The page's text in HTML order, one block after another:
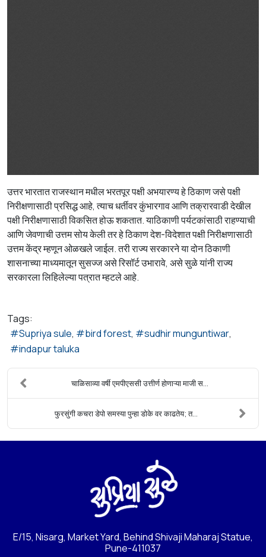
उत्तर भारतात राजस्थान मधील भरतपूर पक्षी अभयारण्य हे ठिकाण जसे पक्षी
निरीक्षणासाठी प्रसिद्ध आहे, त्याच धर्तीवर कुंभारगाव आणि तक्रारवाडी देखील
पक्षी निरीक्षणासाठी विकसित होऊ शकतात. याठिकाणी पर्यटकांसाठी राहण्याची
आणि जेवणाची उत्तम सोय केली तर हे ठिकाण देश-विदेशात पक्षी निरीक्षणासाठी
उत्तम केंद्र म्हणून ओळखले जाईल. तरी राज्य सरकारने या दोन ठिकाणी
शासनाच्या माध्यमातून सुसज्ज असे रिसॉर्ट उभारावे, असे सुळे यांनी राज्य
सरकारला लिहिलेल्या पत्रात म्हटले आहे.
Tags:
Supriya sule
bird forest
sudhir munguntiwar
indapur taluka
चाळिसाव्या वर्षी एमपीएससी उत्तीर्ण होणाऱ्या माजी स...
फुरसुंगी कचरा डेपो समस्या पुन्हा डोके वर काढतेय; त...
E/15, Nisarg, Market Yard, Behind Shivaji Maharaj Statue,
Pune-411037